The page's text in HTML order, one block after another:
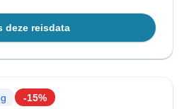
deze reisdata
-15%